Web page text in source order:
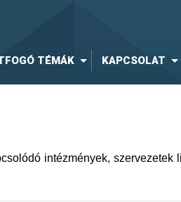
TÉMÁK KAPCSOLAT
intézmények, szervezetek